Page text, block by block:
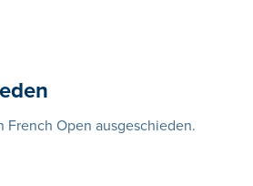
French Open ausgeschieden.